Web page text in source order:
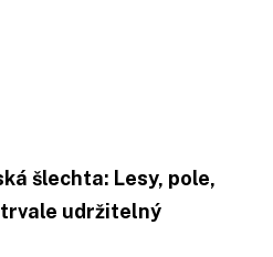
šlechta: Lesy, pole,
trvale udržitelný